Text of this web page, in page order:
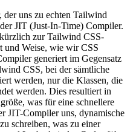
der uns zu echten Tailwind
JIT (Just-In-Time) Compiler.
zur Tailwind CSS-
und Weise, wie wir CSS
generiert im Gegensatz
CSS, bei der sämtliche
werden, nur die Klassen, die
werden. Dies resultiert in
was für eine schnellere
JIT-Compiler uns, dynamische
schreiben, was zu einer